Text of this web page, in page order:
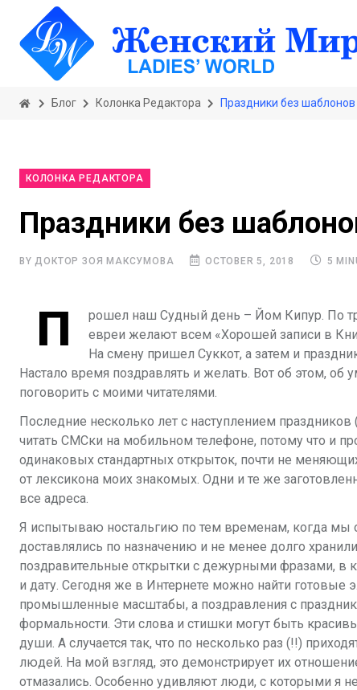
Блог Колонка Редактора Праздники без шаблонов
КОЛОНКА РЕДАКТОРА
Праздники без
BY ДОКТОР ЗОЯ МАКСУМОВА OCTOBER 5, 2018 5
П рошел наш Судный день – Йом Кипур. По
евреи желают всем «Хорошей записи в
На смену пришел Суккот, а затем и
Настало время поздравлять и желать. Вот об этом, об
поговорить с моими читателями.
Последние несколько лет с наступлением
читать СМСки на мобильном телефоне, потому что и
одинаковых стандартных открыток, почти не
от лексикона моих знакомых. Oдни и те же
все адреса.
Я испытываю ностальгию по тем временам, когда мы
доставлялись по назначению и не менее долго
поздравительные открытки с дежурными фразами, в
и дату. Сегодня же в Интернете можно найти
промышленные масштабы, а поздравления с
формальности. Эти слова и стишки могут быть
души. А случается так, что по несколько раз (!!)
людей. На мой взгляд, это демонстрирует их
отмазались. Особенно удивляют люди, с которыми я